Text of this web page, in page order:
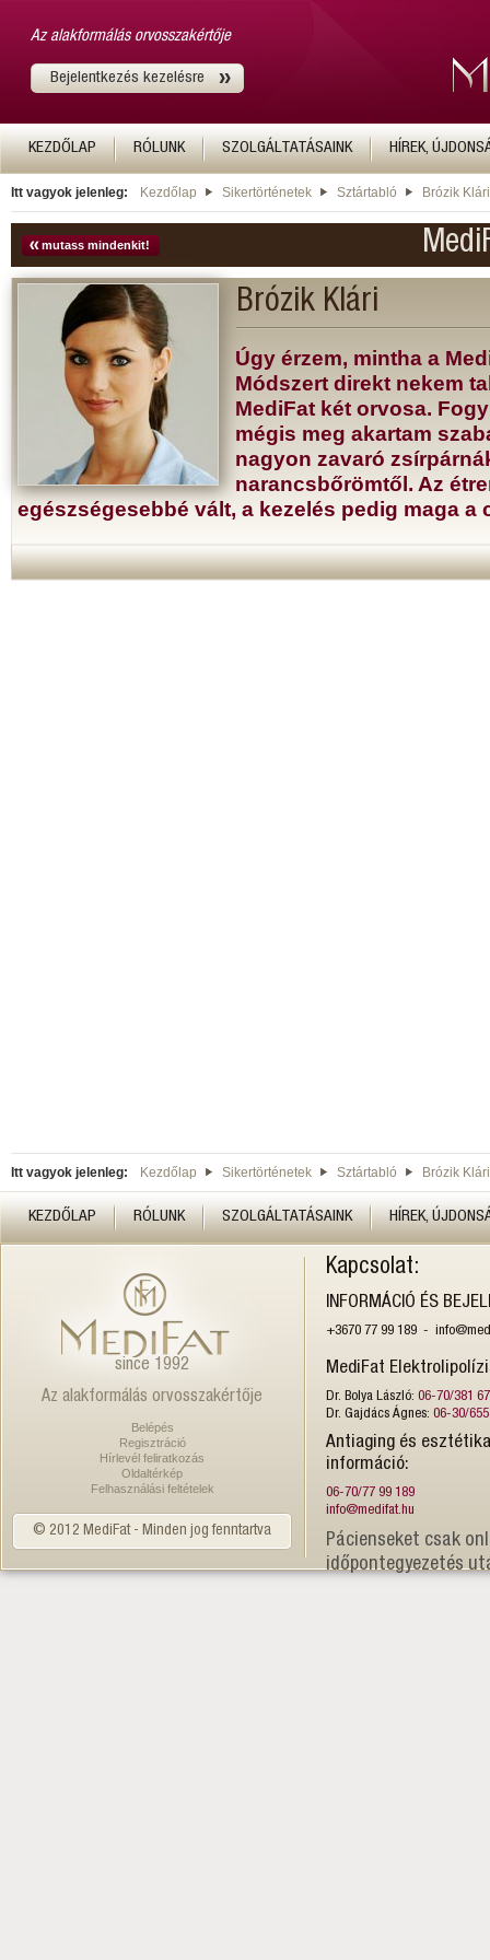
Az alakformálás orvosszakértője
Bejelentkezés kezelésre
KEZDŐLAP RÓLUNK SZOLGÁLTATÁSAINK HÍREK,
Itt vagyok jelenleg: Kezdőlap Sikertörténetek Sztártabló Brózik Klári
mutass mindenkit!
Brózik Klári
Úgy érzem, mintha a
Módszert direkt nekem
MediFat két orvosa.
mégis meg akartam
nagyon zavaró
narancsbőrömtől. Az
egészségesebbé vált, a kezelés pedig maga a
Itt vagyok jelenleg: Kezdőlap Sikertörténetek Sztártabló Brózik Klári
KEZDŐLAP RÓLUNK SZOLGÁLTATÁSAINK HÍREK,
since 1992
Az alakformálás orvosszakértője
Belépés
Regisztráció
Hírlevél feliratkozás
Oldaltérkép
Felhasználási feltételek
© 2012 MediFat - Minden jog fenntartva
Kapcsolat:
INFORMÁCIÓ ÉS
+3670 77 99 189 -
MediFat
Dr. Bolya László: 06-70/381
Dr. Gajdács Ágnes: 06-30/
Antiaging és
információ:
06-70/77 99 189
info@medifat.hu
Pácienseket csak
időpontegyezetés